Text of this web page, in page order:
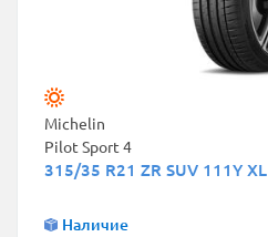
Michelin
Pilot Sport 4
315/35 R21 ZR SUV 111Y XL
Наличие